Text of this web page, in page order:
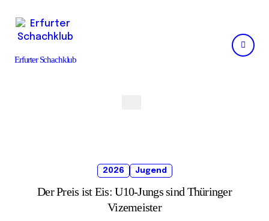
content
Erfurter Schachklub
2026 Jugend
Der Preis ist Eis: U10-Jungs sind Thüringer
Vizemeister